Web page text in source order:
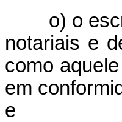
o) o
notariais e
como
em
e